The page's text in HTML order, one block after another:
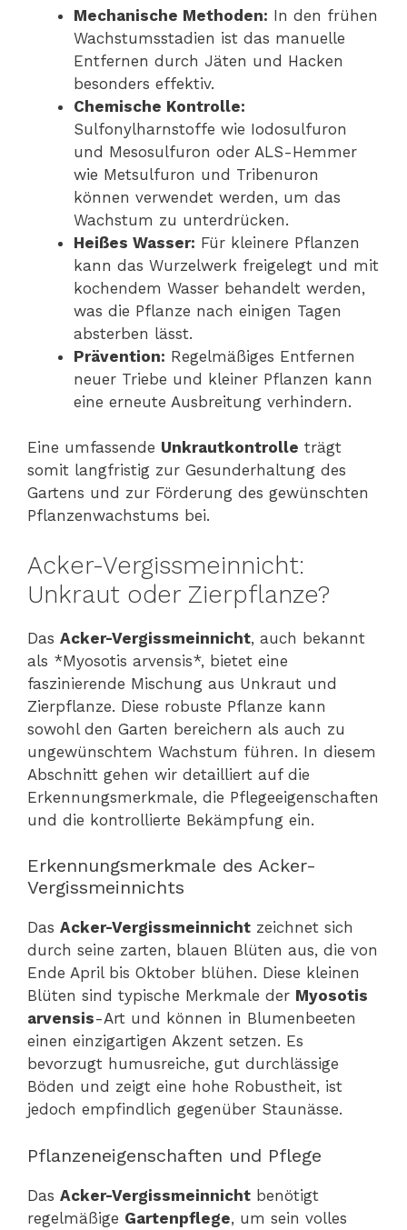
Mechanische Methoden: In den frühen
Wachstumsstadien ist das manuelle
Entfernen durch Jäten und Hacken
besonders effektiv.
Chemische Kontrolle:
Sulfonylharnstoffe wie Iodosulfuron
und Mesosulfuron oder ALS-Hemmer
wie Metsulfuron und Tribenuron
können verwendet werden, um das
Wachstum zu unterdrücken.
Heißes Wasser: Für kleinere Pflanzen
kann das Wurzelwerk freigelegt und mit
kochendem Wasser behandelt werden,
was die Pflanze nach einigen Tagen
absterben lässt.
Prävention: Regelmäßiges Entfernen
neuer Triebe und kleiner Pflanzen kann
eine erneute Ausbreitung verhindern.
Eine umfassende Unkrautkontrolle trägt
somit langfristig zur Gesunderhaltung des
Gartens und zur Förderung des gewünschten
Pflanzenwachstums bei.
Acker-Vergissmeinnicht:
Unkraut oder Zierpflanze?
Das Acker-Vergissmeinnicht, auch bekannt
als *Myosotis arvensis*, bietet eine
faszinierende Mischung aus Unkraut und
Zierpflanze. Diese robuste Pflanze kann
sowohl den Garten bereichern als auch zu
ungewünschtem Wachstum führen. In diesem
Abschnitt gehen wir detailliert auf die
Erkennungsmerkmale, die Pflegeeigenschaften
und die kontrollierte Bekämpfung ein.
Erkennungsmerkmale des Acker-
Vergissmeinnichts
Das Acker-Vergissmeinnicht zeichnet sich
durch seine zarten, blauen Blüten aus, die von
Ende April bis Oktober blühen. Diese kleinen
Blüten sind typische Merkmale der Myosotis
arvensis-Art und können in Blumenbeeten
einen einzigartigen Akzent setzen. Es
bevorzugt humusreiche, gut durchlässige
Böden und zeigt eine hohe Robustheit, ist
jedoch empfindlich gegenüber Staunässe.
Pflanzeneigenschaften und Pflege
Das Acker-Vergissmeinnicht benötigt
regelmäßige Gartenpflege, um sein volles